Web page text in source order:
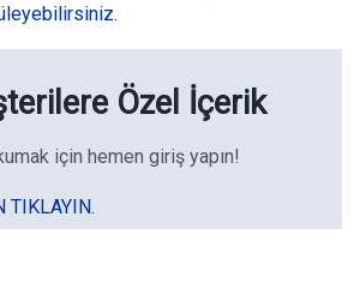
Özel İçerik
için hemen giriş yapın!
TIKLAYIN.